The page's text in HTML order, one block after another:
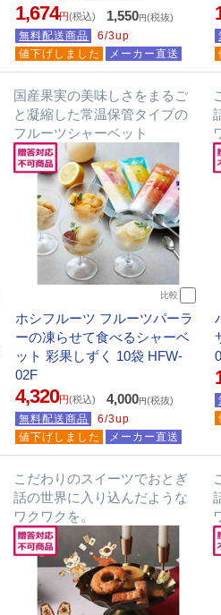
1,674円(税込) 1,550円(税抜)
無料配送商品
6/3up
値下げしました
メーカー直送
国産果実の美味しさをまるご
と凝縮した常温保管タイプの
フルーツシャーベット
比較
ホシフルーツ フルーツパーラ
ーの凍らせて食べるシャーベ
ット 彩果しずく 10袋 HFW-
02F
4,320円(税込) 4,000円(税抜)
無料配送商品
6/3up
値下げしました
メーカー直送
こだわりのスイーツでおとぎ
話の世界に入り込んだような
ワクワクを。